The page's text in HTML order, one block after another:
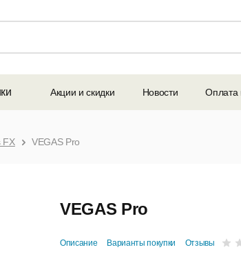
Акции и скидки Новости Оплата
FX VEGAS Pro
VEGAS Pro
Описание Варианты покупки Отзывы